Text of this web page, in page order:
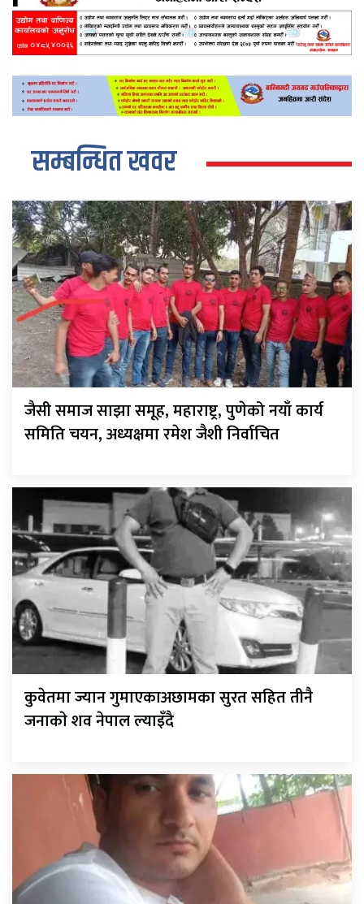
सम्बन्धित खवर
जैसी समाज साझा समूह, महाराष्ट्र, पुणेको नयाँ कार्य
समिति चयन, अध्यक्षमा रमेश जैशी निर्वाचित
कुवेतमा ज्यान गुमाएकाअछामका सुरत सहित तीनै
जनाकाे शव नेपाल ल्याइँदै